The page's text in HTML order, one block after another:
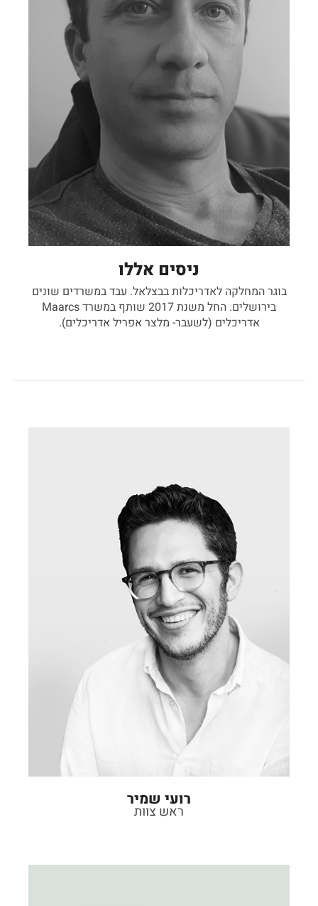
ניסים אללו
בוגר המחלקה לאדריכלות בבצלאל. עבד במשרדים שונים
בירושלים. החל משנת 2017 שותף במשרד Maarcs
אדריכלים (לשעבר- מלצר אפריל אדריכלים).
רועי שמיר
ראש צוות